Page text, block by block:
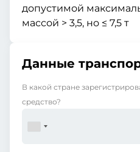
допустимой
массой > 3,5, но ≤ 7,5 т
Данные
В какой стране
средство?